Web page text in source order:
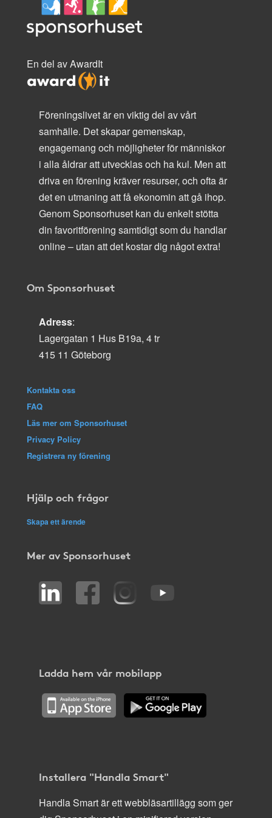
En del av AwardIt
Föreningslivet är en viktig del av vårt
samhälle. Det skapar gemenskap,
engagemang och möjligheter för människor
i alla åldrar att utvecklas och ha kul. Men att
driva en förening kräver resurser, och ofta är
det en utmaning att få ekonomin att gå ihop.
Genom Sponsorhuset kan du enkelt stötta
din favoritförening samtidigt som du handlar
online – utan att det kostar dig något extra!
Om Sponsorhuset
Adress:
Lagergatan 1 Hus B19a, 4 tr
415 11 Göteborg
Kontakta oss
FAQ
Läs mer om Sponsorhuset
Privacy Policy
Registrera ny förening
Hjälp och frågor
Skapa ett ärende
Mer av Sponsorhuset
Ladda hem vår mobilapp
Installera "Handla Smart"
Handla Smart är ett webbläsartillägg som ger